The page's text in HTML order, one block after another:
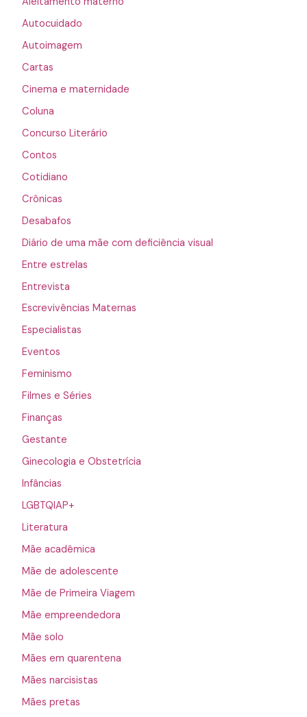
Autocuidado
Autoimagem
Cartas
Cinema e maternidade
Coluna
Concurso Literário
Contos
Cotidiano
Crônicas
Desabafos
Diário de uma mãe com deficiência visual
Entre estrelas
Entrevista
Escrevivências Maternas
Especialistas
Eventos
Feminismo
Filmes e Séries
Finanças
Gestante
Ginecologia e Obstetrícia
Infâncias
LGBTQIAP+
Literatura
Mãe acadêmica
Mãe de adolescente
Mãe de Primeira Viagem
Mãe empreendedora
Mãe solo
Mães em quarentena
Mães narcisistas
Mães pretas